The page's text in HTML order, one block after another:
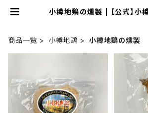
小樽地鶏の燻製 | 【公式】小
商品一覧 小樽地鶏 小樽地鶏の燻製